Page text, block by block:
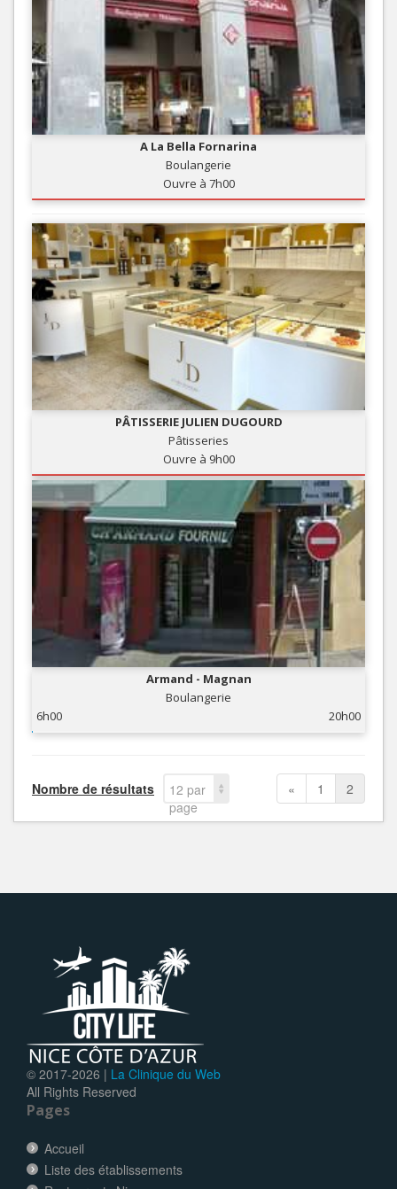
A La Bella Fornarina
Boulangerie
Ouvre à 7h00
PÂTISSERIE JULIEN DUGOURD
Pâtisseries
Ouvre à 9h00
Armand - Magnan
Boulangerie
6h00
20h00
Nombre de résultats
12 par
page
« 1 2
© 2017-2026 | La Clinique du Web
All Rights Reserved
Pages
Accueil
Liste des établissements